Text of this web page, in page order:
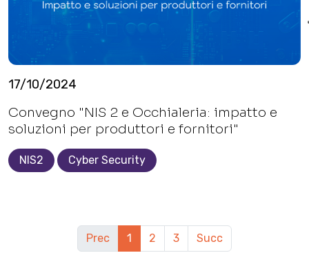
17/10/2024
Convegno "NIS 2 e Occhialeria: impatto e
soluzioni per produttori e fornitori"
NIS2 Cyber Security
Prec 1 2 3 Succ